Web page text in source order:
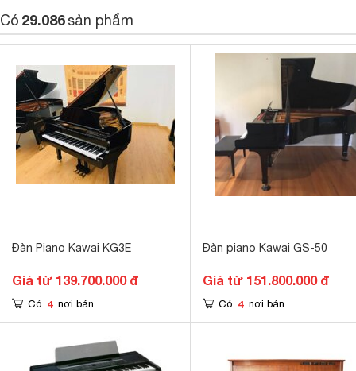
Có 29.086sản phẩm
Đàn Piano Kawai KG3E
Giá từ 139.700.000 đ
Có 4 nơi bán
Đàn piano Kawai GS-50
Giá từ 151.800.000 đ
Có 4 nơi bán